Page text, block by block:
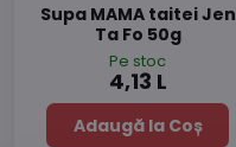
Supa MAMA taitei Jen
Ta Fo 50g
Pe stoc
4,13 L
Adaugă la Coș